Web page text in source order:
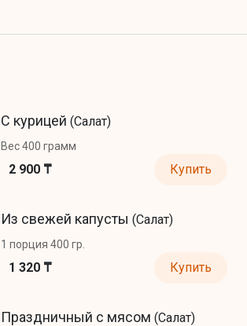
С курицей (Салат)
Вес 400 грамм
2 900 ₸ Купить
Из свежей капусты (Салат)
1 порция 400 гр.
1 320 ₸ Купить
Праздничный с мясом (Салат)